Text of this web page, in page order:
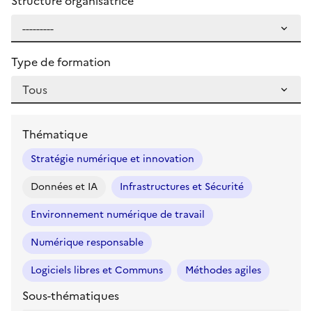
Type de formation
Thématique
Stratégie numérique et innovation
Données et IA
Infrastructures et Sécurité
Environnement numérique de travail
Numérique responsable
Logiciels libres et Communs
Méthodes agiles
Sous-thématiques